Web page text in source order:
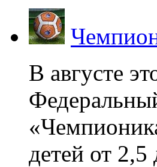
В августе
детей от 2,5